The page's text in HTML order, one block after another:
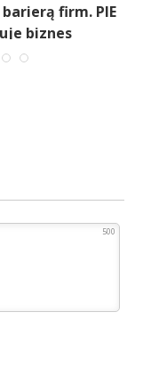
firm. PIE
biznes
500